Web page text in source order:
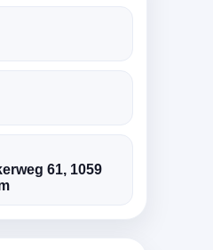
61, 1059